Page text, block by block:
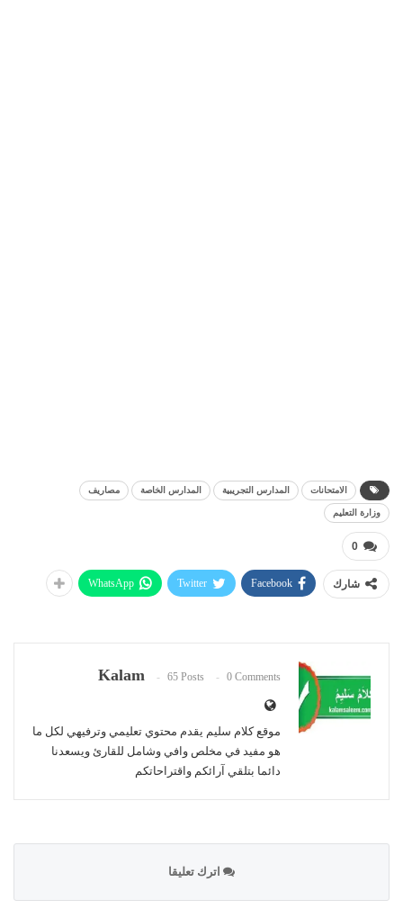
الامتحانات المدارس التجريبية المدارس الخاصة مصاريف
وزارة التعليم
0
شارك Facebook
Twitter
WhatsApp
Kalam 65 Posts 0 Comments
موقع كلام سليم يقدم محتوي تعليمي وترفيهي لكل ما
هو مفيد في مخلص وافي وشامل للقارئ ويسعدنا
دائما بتلقي آرائكم واقتراحاتكم
اترك تعليقا